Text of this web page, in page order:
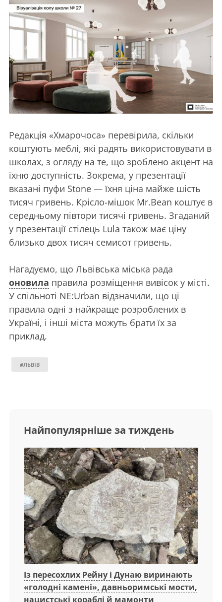
Редакція «Хмарочоса» перевірила, скільки
коштують меблі, які радять використовувати в
школах, з огляду на те, що зроблено акцент на
їхню доступність. Зокрема, у презентації
вказані пуфи Stone — їхня ціна майже шість
тисяч гривень. Крісло-мішок Mr.Bean коштує в
середньому півтори тисячі гривень. Згаданий
у презентації стілець Lula також має ціну
близько двох тисяч семисот гривень.
Нагадуємо, що Львівська міська рада
оновила правила розміщення вивісок у місті.
У спільноті NE:Urban відзначили, що ці
правила одні з найкраще розроблених в
Україні, і інші міста можуть брати їх за
приклад.
#ЛЬВІВ
Найпопулярніше за тиждень
Із пересохлих Рейну і Дунаю виринають
«голодні камені», давньоримські мости,
нацистські кораблі й мамонти